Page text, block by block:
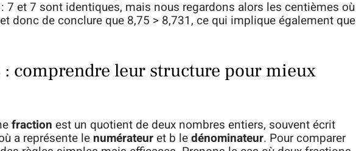
7 et 7 sont identiques, mais nous regardons alors les centièmes où
donc de conclure que 8,75 > 8,731, ce qui implique également que
: comprendre leur structure pour mieux
fraction est un quotient de deux nombres entiers, souvent écrit
a représente le numérateuret b ledénominateur. Pour comparer